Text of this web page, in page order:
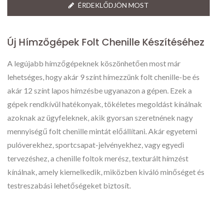
ÉRDEKLŐDJÖN MOST
Új Hímzőgépek Folt Chenille Készítéséhez
A legújabb hímzőgépeknek köszönhetően most már
lehetséges, hogy akár 9 színt hímezzünk folt chenille-be és
akár 12 színt lapos hímzésbe ugyanazon a gépen. Ezek a
gépek rendkívül hatékonyak, tökéletes megoldást kínálnak
azoknak az ügyfeleknek, akik gyorsan szeretnének nagy
mennyiségű folt chenille mintát előállítani. Akár egyetemi
pulóverekhez, sportcsapat-jelvényekhez, vagy egyedi
tervezéshez, a chenille foltok merész, texturált hímzést
kínálnak, amely kiemelkedik, miközben kiváló minőséget és
testreszabási lehetőségeket biztosít.